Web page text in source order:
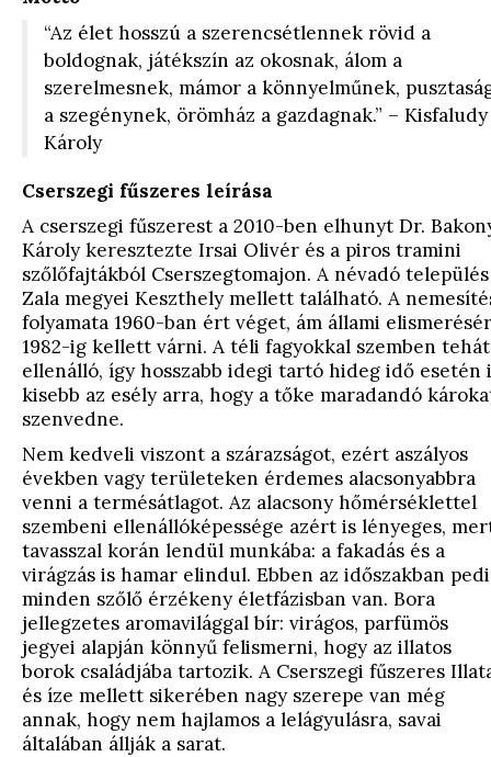
“Az élet hosszú a szerencsétlennek rövid a
boldognak, játékszín az okosnak, álom a
szerelmesnek, mámor a könnyelműnek,
a szegénynek, örömház a gazdagnak.” – Kisfaludy
Károly
Cserszegi fűszeres leírása
A cserszegi fűszerest a 2010-ben elhunyt Dr.
Károly keresztezte Irsai Olivér és a piros tramini
szőlőfajtákból Cserszegtomajon. A névadó
Zala megyei Keszthely mellett található. A
folyamata 1960-ban ért véget, ám állami
1982-ig kellett várni. A téli fagyokkal szemben tehát
ellenálló, így hosszabb idegi tartó hideg idő esetén
kisebb az esély arra, hogy a tőke maradandó
szenvedne.
Nem kedveli viszont a szárazságot, ezért aszályos
években vagy területeken érdemes alacsonyabbra
venni a termésátlagot. Az alacsony hőmérséklettel
szembeni ellenállóképessége azért is lényeges,
tavasszal korán lendül munkába: a fakadás és a
virágzás is hamar elindul. Ebben az időszakban
minden szőlő érzékeny életfázisban van. Bora
jellegzetes aromavilággal bír: virágos, parfümös
jegyei alapján könnyű felismerni, hogy az illatos
borok családjába tartozik. A Cserszegi fűszeres
és íze mellett sikerében nagy szerepe van még
annak, hogy nem hajlamos a lelágyulásra, savai
általában állják a sarat.